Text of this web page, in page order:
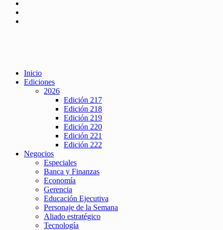
Inicio
Ediciones
2026
Edición 217
Edición 218
Edición 219
Edición 220
Edición 221
Edición 222
Negocios
Especiales
Banca y Finanzas
Economía
Gerencia
Educación Ejecutiva
Personaje de la Semana
Aliado estratégico
Tecnología